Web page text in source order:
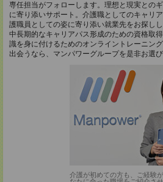
専任担当がフォローします。理想と現実との
に寄り添いサポート。介護職としてのキャリ
護職員としての姿に寄り添い就業先をお探しし
中長期的なキャリアパス形成のための資格取
識を身に付けるためのオンライントレーニン
出会うなら、マンパワーグループを是非お選び
介護が初めての方も、ご経験